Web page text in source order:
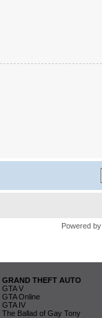
Powered by
GRAND THEFT AUTO
GTA V
GTA Online
GTA IV
The Ballad of Gay Tony